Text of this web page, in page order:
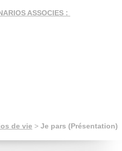
ASSOCIES :
de vie > Je pars (Présentation)